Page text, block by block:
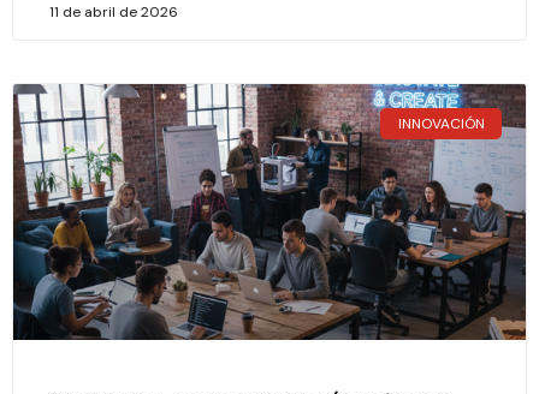
11 de abril de 2026
INNOVACIÓN